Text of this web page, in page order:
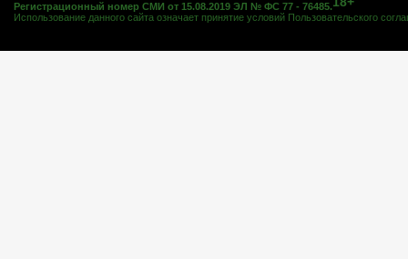
Регистрационный номер СМИ от 15.08.2019 ЭЛ № ФС 77 - 76485.
Использование данного сайта означает принятие условий Пользовательского